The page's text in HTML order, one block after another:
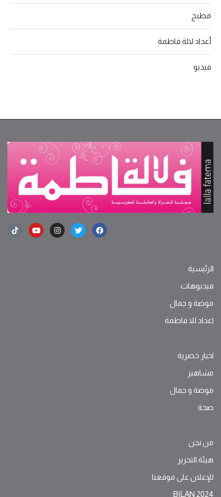
مطبخ
أعداد لالة فاطمة
فيديو
الرئيسية
فيديوهات
موضة ‫و‬ ‫‬‫جمال‬
اعداد للا فاطمة
اخبار حصرية
مشاهير
موضة ‫و‬ ‫‬‫جمال‬
صحة
من نحن
هيئة التحرير
للإعلان على موقعنا
BILAN 2024